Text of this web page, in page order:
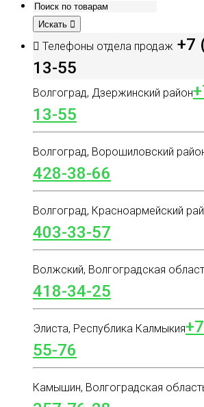
Искать
Телефоны отдела продаж +7
13-55
Волгоград, Дзержинский район
13-55
Волгоград, Ворошиловский
428-38-66
Волгоград, Красноармейский
403-33-57
Волжский, Волгоградская
418-34-25
Элиста, Республика Калмыкия
55-76
Камышин, Волгоградская